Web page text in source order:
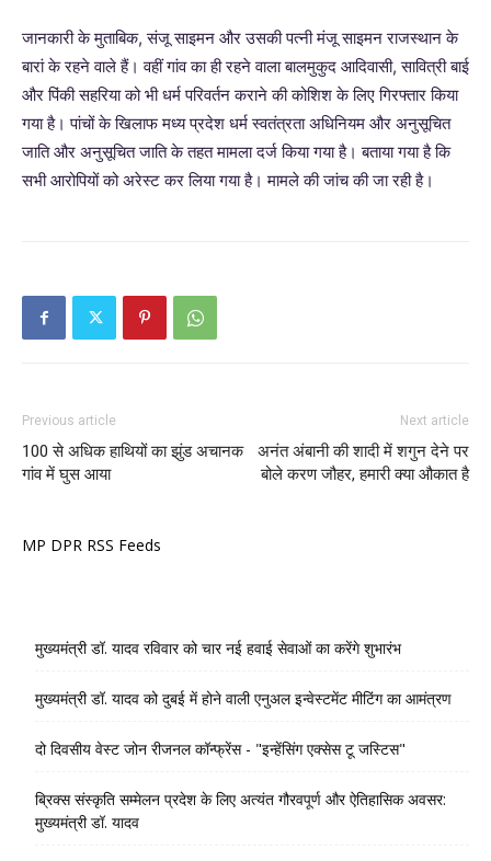
जानकारी के मुताबिक, संजू साइमन और उसकी पत्नी मंजू साइमन राजस्थान के
बारां के रहने वाले हैं। वहीं गांव का ही रहने वाला बालमुकुद आदिवासी, सावित्री बाई
और पिंकी सहरिया को भी धर्म परिवर्तन कराने की कोशिश के लिए गिरफ्तार किया
गया है। पांचों के खिलाफ मध्य प्रदेश धर्म स्वतंत्रता अधिनियम और अनुसूचित
जाति और अनुसूचित जाति के तहत मामला दर्ज किया गया है। बताया गया है कि
सभी आरोपियों को अरेस्ट कर लिया गया है। मामले की जांच की जा रही है।
Previous article
100 से अधिक हाथियों का झुंड अचानक
गांव में घुस आया
Next article
अनंत अंबानी की शादी में शगुन देने पर
बोले करण जौहर, हमारी क्या औकात है
MP DPR RSS Feeds
मुख्यमंत्री डॉ. यादव रविवार को चार नई हवाई सेवाओं का करेंगे शुभारंभ
मुख्यमंत्री डॉ. यादव को दुबई में होने वाली एनुअल इन्वेस्टमेंट मीटिंग का आमंत्रण
दो दिवसीय वेस्ट जोन रीजनल कॉन्फ्रेंस - "इन्हेंसिंग एक्सेस टू जस्टिस"
ब्रिक्स संस्कृति सम्मेलन प्रदेश के लिए अत्यंत गौरवपूर्ण और ऐतिहासिक अवसर:
मुख्यमंत्री डॉ. यादव